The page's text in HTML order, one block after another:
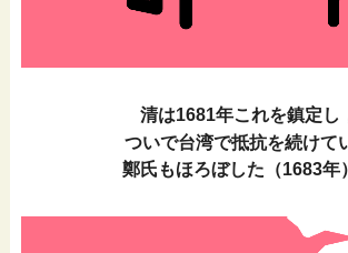
清は1681年これを鎮定し
ついで台湾で抵抗を続けて
鄭氏もほろぼした（1683年